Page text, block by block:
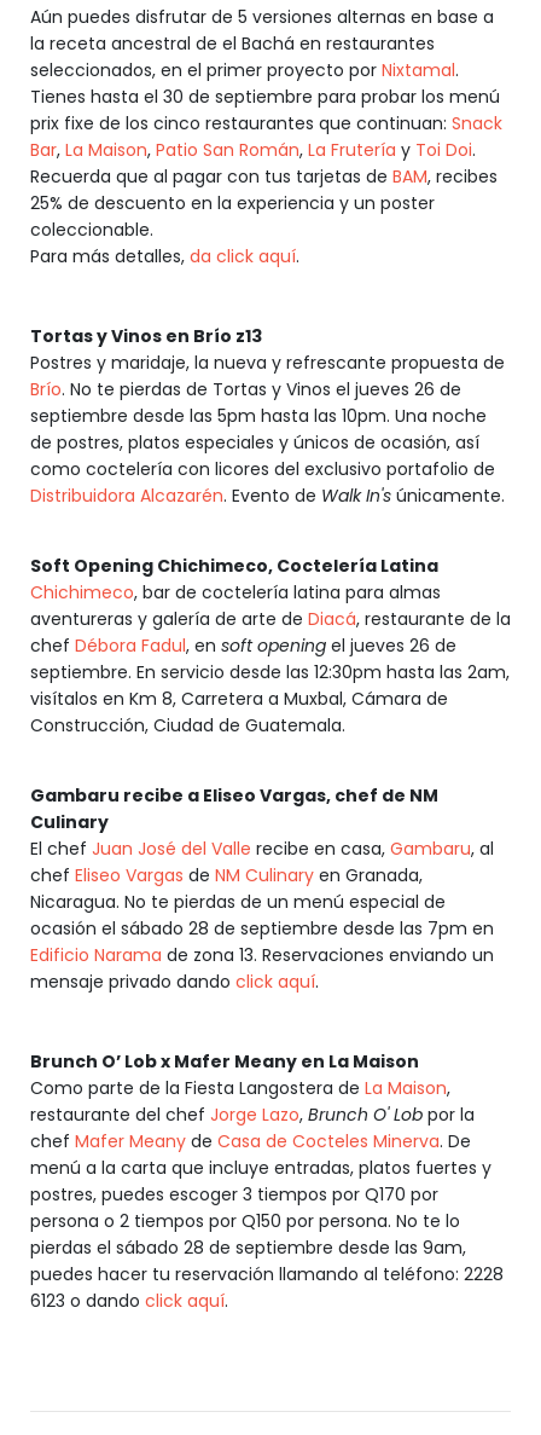
Aún puedes disfrutar de 5 versiones alternas en base a
la receta ancestral de el Bachá en restaurantes
seleccionados, en el primer proyecto por Nixtamal.
Tienes hasta el 30 de septiembre para probar los menú
prix fixe de los cinco restaurantes que continuan: Snack
Bar, La Maison, Patio San Román, La Frutería y Toi Doi.
Recuerda que al pagar con tus tarjetas de BAM, recibes
25% de descuento en la experiencia y un poster
coleccionable.
Para más detalles, da click aquí.
Tortas y Vinos en Brío z13
Postres y maridaje, la nueva y refrescante propuesta de
Brío. No te pierdas de Tortas y Vinos el jueves 26 de
septiembre desde las 5pm hasta las 10pm. Una noche
de postres, platos especiales y únicos de ocasión, así
como coctelería con licores del exclusivo portafolio de
Distribuidora Alcazarén. Evento de Walk In's únicamente.
Soft Opening Chichimeco, Coctelería Latina
Chichimeco, bar de coctelería latina para almas
aventureras y galería de arte de Diacá, restaurante de la
chef Débora Fadul, en soft opening el jueves 26 de
septiembre. En servicio desde las 12:30pm hasta las 2am,
visítalos en Km 8, Carretera a Muxbal, Cámara de
Construcción, Ciudad de Guatemala.
Gambaru recibe a Eliseo Vargas, chef de NM
Culinary
El chef Juan José del Valle recibe en casa, Gambaru, al
chef Eliseo Vargas de NM Culinary en Granada,
Nicaragua. No te pierdas de un menú especial de
ocasión el sábado 28 de septiembre desde las 7pm en
Edificio Narama de zona 13. Reservaciones enviando un
mensaje privado dando click aquí.
Brunch O’ Lob x Mafer Meany en La Maison
Como parte de la Fiesta Langostera de La Maison,
restaurante del chef Jorge Lazo, Brunch O' Lob por la
chef Mafer Meany de Casa de Cocteles Minerva. De
menú a la carta que incluye entradas, platos fuertes y
postres, puedes escoger 3 tiempos por Q170 por
persona o 2 tiempos por Q150 por persona. No te lo
pierdas el sábado 28 de septiembre desde las 9am,
puedes hacer tu reservación llamando al teléfono: 2228
6123 o dando click aquí.